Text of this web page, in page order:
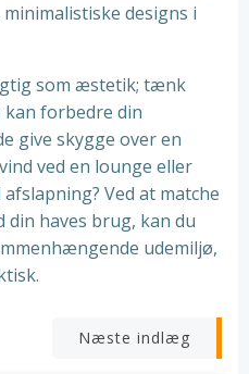
designs i
som æstetik; tænk
forbedre din
give skygge over en
ved en lounge eller
Ved at matche
haves brug, kan du
udemiljø,
Næste indlæg